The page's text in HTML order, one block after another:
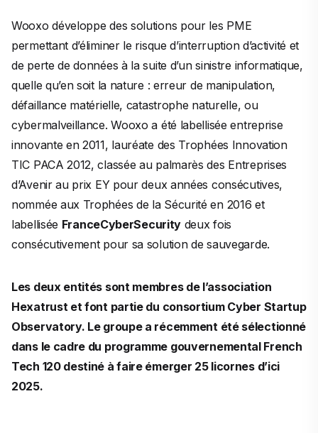
Wooxo développe des solutions pour les PME
permettant d’éliminer le risque d’interruption d’activité et
de perte de données à la suite d’un sinistre informatique,
quelle qu’en soit la nature : erreur de manipulation,
défaillance matérielle, catastrophe naturelle, ou
cybermalveillance. Wooxo a été labellisée entreprise
innovante en 2011, lauréate des Trophées Innovation
TIC PACA 2012, classée au palmarès des Entreprises
d’Avenir au prix EY pour deux années consécutives,
nommée aux Trophées de la Sécurité en 2016 et
labellisée FranceCyberSecurity deux fois
consécutivement pour sa solution de sauvegarde.
Les deux entités sont membres de l’association
Hexatrust et font partie du consortium Cyber Startup
Observatory. Le groupe a récemment été sélectionné
dans le cadre du programme gouvernemental French
Tech 120 destiné à faire émerger 25 licornes d’ici
2025.